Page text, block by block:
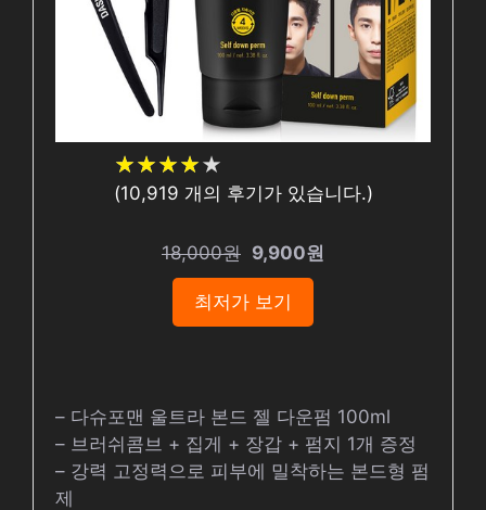
★★★★★
★★★★★
(10,919 개의 후기가 있습니다.)
18,000원 9,900원
최저가 보기
– 다슈포맨 울트라 본드 젤 다운펌 100ml
– 브러쉬콤브 + 집게 + 장갑 + 펌지 1개 증정
– 강력 고정력으로 피부에 밀착하는 본드형 펌
제